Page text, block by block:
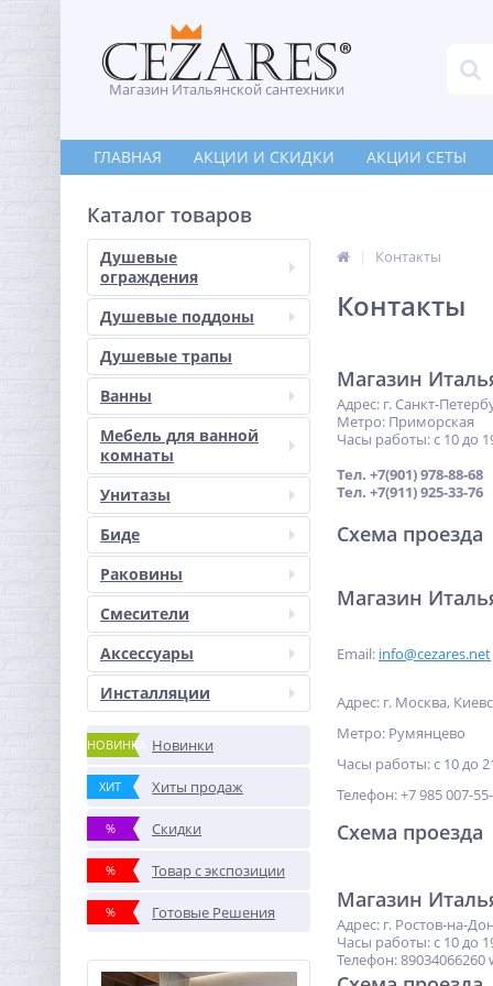
Магазин Итальянской сантехники
ГЛАВНАЯ АКЦИИ И СКИДКИ АКЦИИ СЕТЫ
Каталог товаров
Душевые
ограждения
Душевые поддоны
Душевые трапы
Ванны
Мебель для ванной
комнаты
Унитазы
Биде
Раковины
Смесители
Аксессуары
Инсталляции
НОВИНКА Новинки
ХИТ Хиты продаж
% Скидки
% Товар с экспозиции
% Готовые Решения
Контакты
Контакты
Магазин
Адрес: г. Санкт-
Метро: Приморская
Часы работы: с 10 до
Тел. +7(901) 978-88-68
Тел. +7(911) 925-33-76
Схема проезда
Магазин
Email: info@cezares.net
Адрес: г. Москва,
Метро: Румянцево
Часы работы: с 10 до
Телефон: +7 985 007-
Схема проезда
Магазин
Адрес: г. Ростов-на-
Часы работы: с 10 до
Телефон: 89034066260